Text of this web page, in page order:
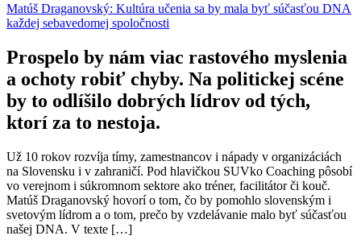
Matúš Draganovský: Kultúra učenia sa by mala byť súčasťou DNA
každej sebavedomej spoločnosti
Prospelo by nám viac rastového myslenia
a ochoty robiť chyby. Na politickej scéne
by to odlíšilo dobrých lídrov od tých,
ktorí za to nestoja.
Už 10 rokov rozvíja tímy, zamestnancov i nápady v organizáciách
na Slovensku i v zahraničí. Pod hlavičkou SUVko Coaching pôsobí
vo verejnom i súkromnom sektore ako tréner, facilitátor či kouč.
Matúš Draganovský hovorí o tom, čo by pomohlo slovenským i
svetovým lídrom a o tom, prečo by vzdelávanie malo byť súčasťou
našej DNA. V texte […]